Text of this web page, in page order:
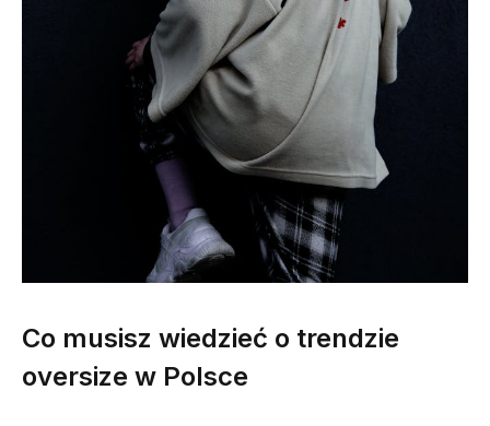
Co musisz wiedzieć o trendzie
oversize w Polsce